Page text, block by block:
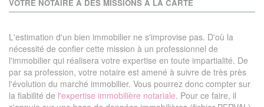
VOTRE NOTAIRE A DES MISSIONS À LA CARTE
L'estimation d'un bien immobilier ne s'improvise pas. D'où la
nécessité de confier cette mission à un professionnel de
l'immobilier qui réalisera votre expertise en toute impartialité. De
par sa profession, votre notaire est amené à suivre de très près
l'évolution du marché immobilier. Vous pourrez donc compter sur
la fiabilité de l'expertise immobilière notariale. Pour ce faire, il